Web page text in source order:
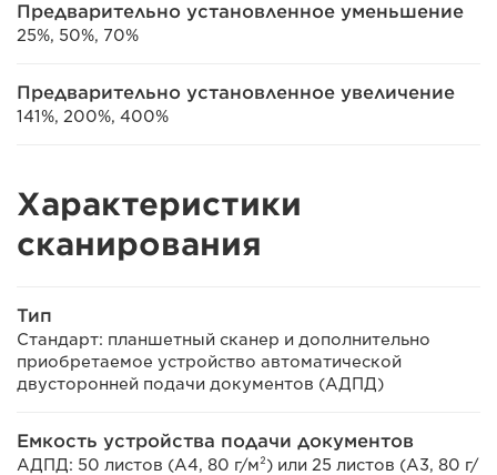
Предварительно установленное уменьшение
25%, 50%, 70%
Предварительно установленное увеличение
141%, 200%, 400%
Характеристики
сканирования
Тип
Стандарт: планшетный сканер и дополнительно
приобретаемое устройство автоматической
двусторонней подачи документов (АДПД)
Емкость устройства подачи документов
АДПД: 50 листов (A4, 80 г/м²) или 25 листов (A3, 80 г/